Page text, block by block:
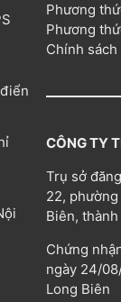
Phương
Phương
Chính sách
CÔNG TY
Trụ sở
22,
Biên,
Chứng
ngày 24/
Long Biên